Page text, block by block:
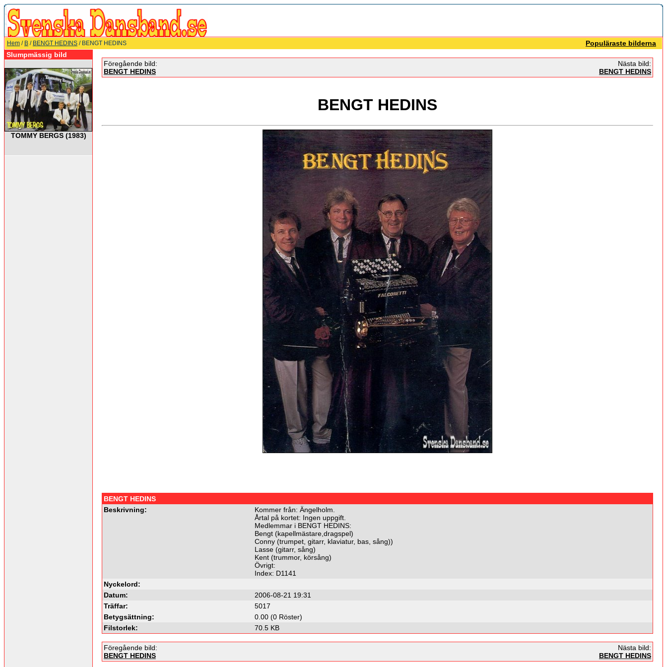
Hem / B / BENGT HEDINS / BENGT HEDINS
Populäraste bilderna
Slumpmässig bild
TOMMY BERGS (1983)
Föregående bild:
BENGT HEDINS
Nästa bild:
BENGT HEDINS
BENGT HEDINS
BENGT HEDINS
Beskrivning:
Kommer från: Ängelholm.
Årtal på kortet: Ingen uppgift.
Medlemmar i BENGT HEDINS:
Bengt (kapellmästare,dragspel)
Conny (trumpet, gitarr, klaviatur, bas, sång))
Lasse (gitarr, sång)
Kent (trummor, körsång)
Övrigt:
Index: D1141
Nyckelord:
Datum:
2006-08-21 19:31
Träffar:
5017
Betygsättning:
0.00 (0 Röster)
Filstorlek:
70.5 KB
Föregående bild:
BENGT HEDINS
Nästa bild:
BENGT HEDINS